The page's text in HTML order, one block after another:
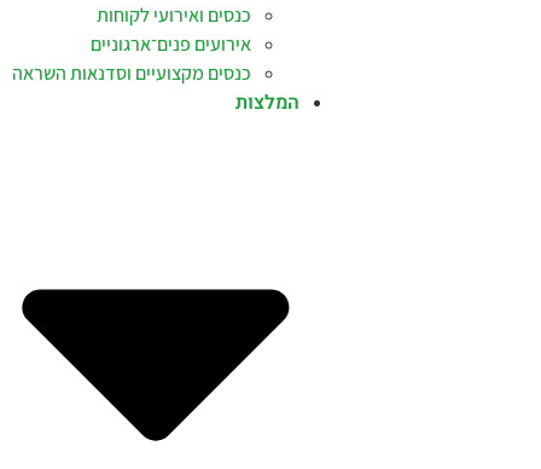
כנסים ואירועי לקוחות
אירועים פנים־ארגוניים
כנסים מקצועיים וסדנאות השראה
המלצות